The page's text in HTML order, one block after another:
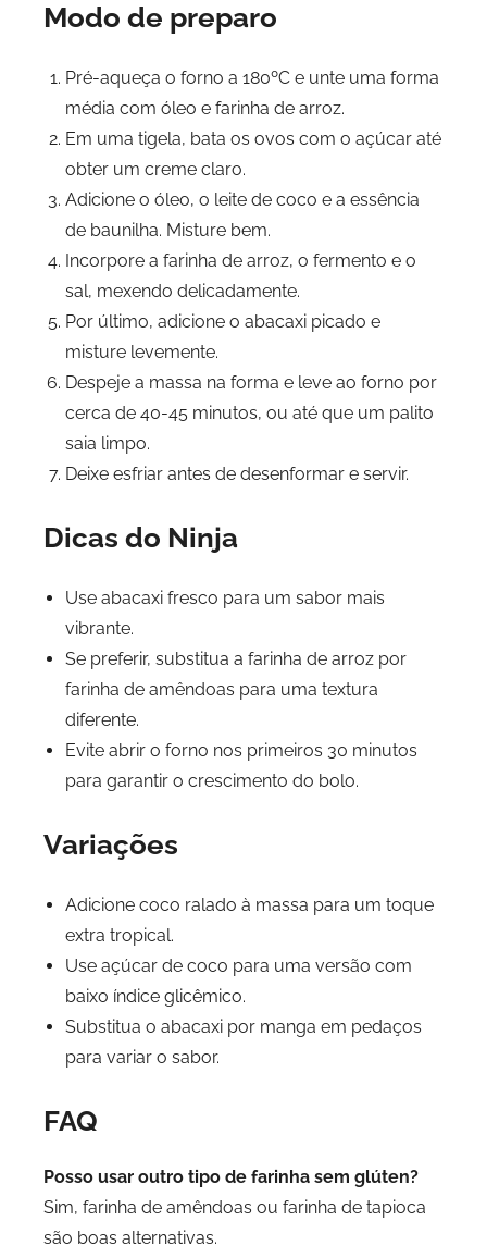
Modo de preparo
Pré-aqueça o forno a 180ºC e unte uma forma
média com óleo e farinha de arroz.
Em uma tigela, bata os ovos com o açúcar até
obter um creme claro.
Adicione o óleo, o leite de coco e a essência
de baunilha. Misture bem.
Incorpore a farinha de arroz, o fermento e o
sal, mexendo delicadamente.
Por último, adicione o abacaxi picado e
misture levemente.
Despeje a massa na forma e leve ao forno por
cerca de 40-45 minutos, ou até que um palito
saia limpo.
Deixe esfriar antes de desenformar e servir.
Dicas do Ninja
Use abacaxi fresco para um sabor mais
vibrante.
Se preferir, substitua a farinha de arroz por
farinha de amêndoas para uma textura
diferente.
Evite abrir o forno nos primeiros 30 minutos
para garantir o crescimento do bolo.
Variações
Adicione coco ralado à massa para um toque
extra tropical.
Use açúcar de coco para uma versão com
baixo índice glicêmico.
Substitua o abacaxi por manga em pedaços
para variar o sabor.
FAQ
Posso usar outro tipo de farinha sem glúten?
Sim, farinha de amêndoas ou farinha de tapioca
são boas alternativas.